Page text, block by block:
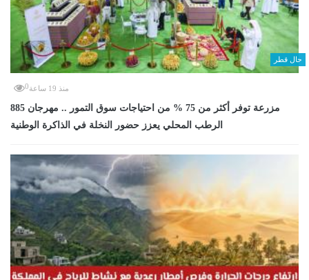
حال قطر
منذ 19 ساعة 0
885 مزرعة توفر أكثر من 75 % من احتياجات سوق التمور .. مهرجان
الرطب المحلي يعزز حضور النخلة في الذاكرة الوطنية